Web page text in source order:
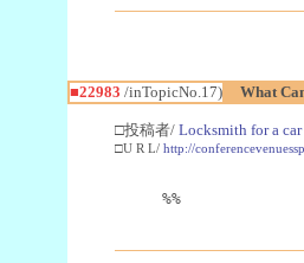
■22983 /inTopicNo.17) What
□投稿者/ Locksmith for a car
□U R L/ http://
%%